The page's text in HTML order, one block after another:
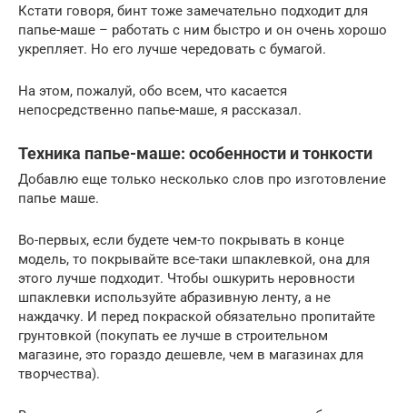
Кстати говоря, бинт тоже замечательно подходит для
папье-маше – работать с ним быстро и он очень хорошо
укрепляет. Но его лучше чередовать с бумагой.
На этом, пожалуй, обо всем, что касается
непосредственно папье-маше, я рассказал.
Техника папье-маше: особенности и тонкости
Добавлю еще только несколько слов про изготовление
папье маше.
Во-первых, если будете чем-то покрывать в конце
модель, то покрывайте все-таки шпаклевкой, она для
этого лучше подходит. Чтобы ошкурить неровности
шпаклевки используйте абразивную ленту, а не
наждачку. И перед покраской обязательно пропитайте
грунтовкой (покупать ее лучше в строительном
магазине, это гораздо дешевле, чем в магазинах для
творчества).